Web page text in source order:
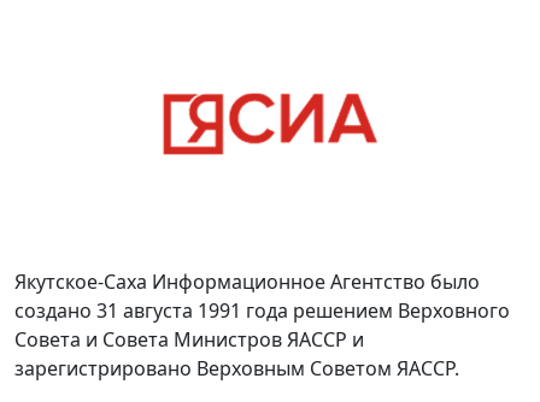
Якутское-Саха Информационное Агентство было
создано 31 августа 1991 года решением Верховного
Совета и Совета Министров ЯАССР и
зарегистрировано Верховным Советом ЯАССР.